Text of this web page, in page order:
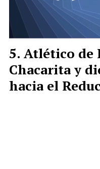
Atlético de
Chacarita y
hacia el